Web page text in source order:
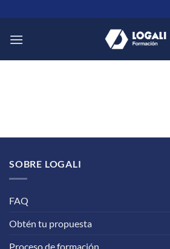
al
contenido
SOBRE LOGALI
FAQ
Obtén tu propuesta
Proceso de formación